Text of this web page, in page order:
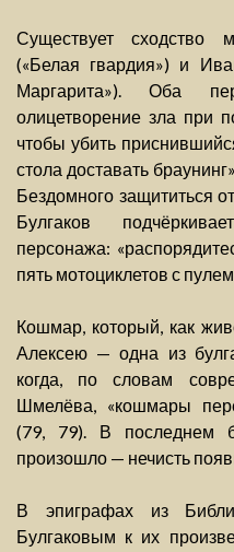
Существует сходство
(«Белая гвардия») и
Маргарита»). Оба
олицетворение зла при
чтобы убить
стола доставать
Бездомного защититься
Булгаков
персонажа:
пять мотоциклетов с
Кошмар, который, как
Алексею — одна из
когда, по словам
Шмелёва, «кошмары
(79, 79). В последнем
произошло — нечисть
В эпиграфах из
Булгаковым к их